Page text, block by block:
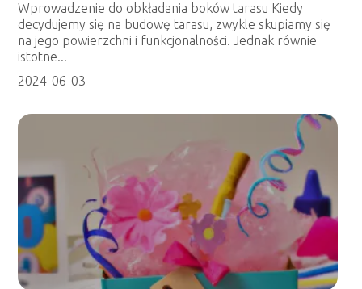
Wprowadzenie do obkładania boków tarasu Kiedy
decydujemy się na budowę tarasu, zwykle skupiamy się
na jego powierzchni i funkcjonalności. Jednak równie
istotne...
2024-06-03